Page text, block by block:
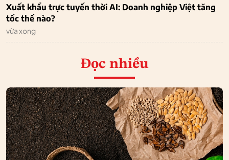
Xuất khẩu trực tuyến thời AI: Doanh nghiệp Việt tăng
tốc thế nào?
vừa xong
Đọc nhiều